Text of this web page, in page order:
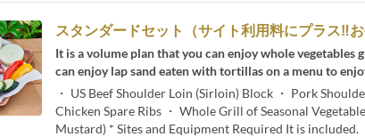
スタンダードセット（サイト利用料にプラス‼
It is a volume plan that you can enjoy whole
can enjoy lap sand eaten with tortillas on a menu to
・ US Beef Shoulder Loin (Sirloin) Block ・ Pork
Chicken Spare Ribs ・ Whole Grill of Seasonal
Mustard) * Sites and Equipment Required It is included.